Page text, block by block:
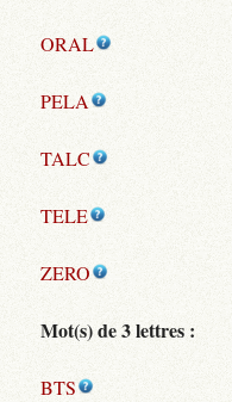
ORAL
PELA
TALC
TELE
ZERO
Mot(s) de 3 lettres :
BTS